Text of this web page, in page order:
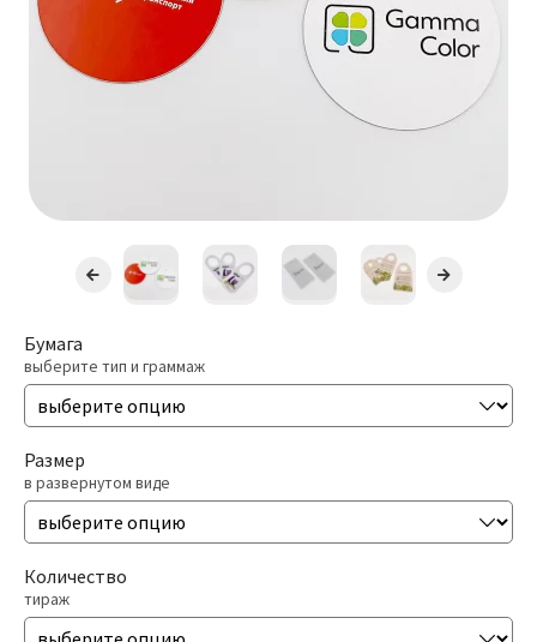
Бейджи
РАСХОДНИКИ
Бумага
выберите тип и граммаж
Размер
в развернутом виде
Количество
тираж